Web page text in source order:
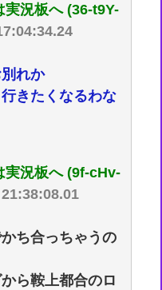
実況板へ (36-t9Y-
れか
きたくなるわな
実況板へ (9f-cHv-
ち合っちゃうの
ら鞍上都合のロ